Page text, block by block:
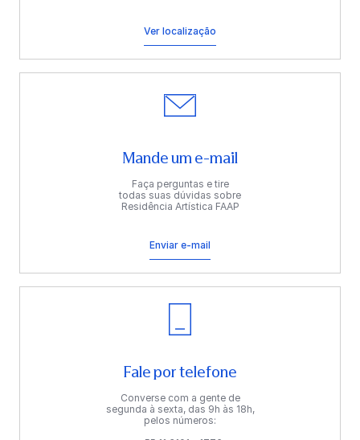
Ver localização
Mande um e-mail
Faça perguntas e tire
todas suas dúvidas sobre
Residência Artística FAAP
Enviar e-mail
Fale por telefone
Converse com a gente de
segunda à sexta, das 9h às 18h,
pelos números: